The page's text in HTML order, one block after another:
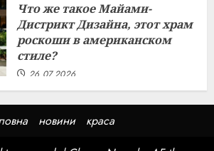
Что же такое Майами-
Дистрикт Дизайна, этот храм
роскоши в американском
стиле?
26.07.2026
новини
краса